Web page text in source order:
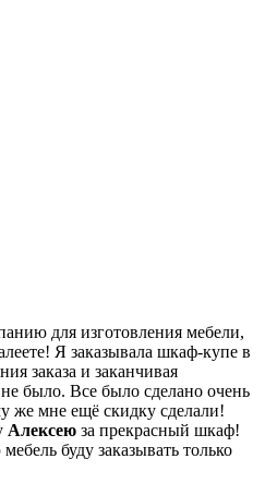
для изготовления мебели,
Я заказывала шкаф-купе в
заказа и заканчивая
было. Все было сделано очень
же мне ещё скидку сделали!
Алексею за прекрасный шкаф!
буду заказывать только